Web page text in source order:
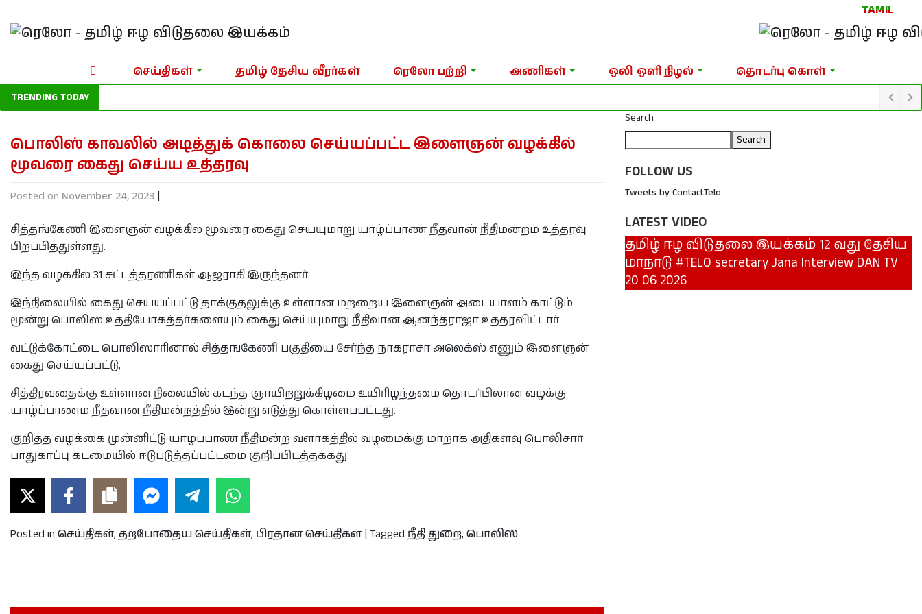
TAMIL
செய்திகள் தமிழ் தேசிய வீரர்கள் ரெலோ பற்றி அணிகள் ஒலி ஒளி நிழல் தொடர்பு கொள்
TRENDING TODAY
பொலிஸ் காவலில் அடித்துக் கொலை செய்யப்பட்ட இளைஞன் வழக்கில்
மூவரை கைது செய்ய உத்தரவு
Posted on November 24, 2023 |
சித்தங்கேணி இளைஞன் வழக்கில் மூவரை கைது செய்யுமாறு யாழ்ப்பாண நீதவான் நீதிமன்றம் உத்தரவு
பிறப்பித்துள்ளது.
இந்த வழக்கில் 31 சட்டத்தரணிகள் ஆஜராகி இருந்தனர்.
இந்நிலையில் கைது செய்யப்பட்டு தாக்குதலுக்கு உள்ளான மற்றைய இளைஞன் அடையாளம் காட்டும்
மூன்று பொலிஸ் உத்தியோகத்தர்களையும் கைது செய்யுமாறு நீதிவான் ஆனந்தராஜா உத்தரவிட்டார்
வட்டுக்கோட்டை பொலிஸாரினால் சித்தங்கேணி பகுதியை சேர்ந்த நாகராசா அலெக்ஸ் எனும் இளைஞன்
கைது செய்யப்பட்டு,
சித்திரவதைக்கு உள்ளான நிலையில் கடந்த ஞாயிற்றுக்கிழமை உயிரிழந்தமை தொடர்பிலான வழக்கு
யாழ்ப்பாணம் நீதவான் நீதிமன்றத்தில் இன்று எடுத்து கொள்ளப்பட்டது.
குறித்த வழக்கை முன்னிட்டு யாழ்ப்பாண நீதிமன்ற வளாகத்தில் வழமைக்கு மாறாக அதிகளவு பொலிசார்
பாதுகாப்பு கடமையில் ஈடுபடுத்தப்பட்டமை குறிப்பிடத்தக்கது.
Posted in செய்திகள், தற்போதைய செய்திகள், பிரதான செய்திகள் | Tagged நீதி துறை, பொலிஸ்
Search
Search
FOLLOW US
Tweets by ContactTelo
LATEST VIDEO
தமிழ் ஈழ விடுதலை இயக்கம் 12 வது தேசிய
மாநாடு #TELO secretary Jana Interview DAN TV
20 06 2026